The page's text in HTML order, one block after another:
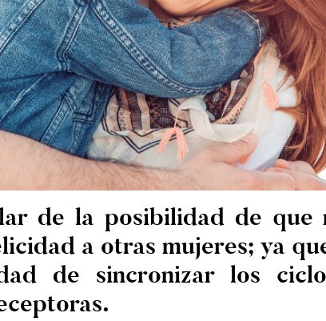
de la posibilidad de que
a otras mujeres; ya
de sincronizar los